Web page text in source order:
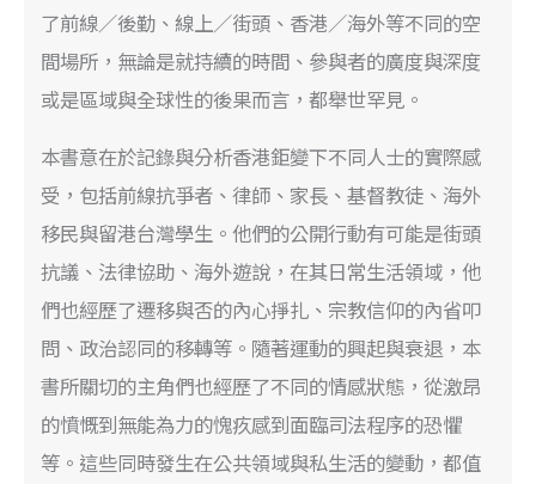
了前線／後勤、線上／街頭、香港／海外等不同的空
間場所，無論是就持續的時間、參與者的廣度與深度
或是區域與全球性的後果而言，都舉世罕見。
本書意在於記錄與分析香港鉅變下不同人士的實際感
受，包括前線抗爭者、律師、家長、基督教徒、海外
移民與留港台灣學生。他們的公開行動有可能是街頭
抗議、法律協助、海外遊說，在其日常生活領域，他
們也經歷了遷移與否的內心掙扎、宗教信仰的內省叩
問、政治認同的移轉等。隨著運動的興起與衰退，本
書所關切的主角們也經歷了不同的情感狀態，從激昂
的憤慨到無能為力的愧疚感到面臨司法程序的恐懼
等。這些同時發生在公共領域與私生活的變動，都值